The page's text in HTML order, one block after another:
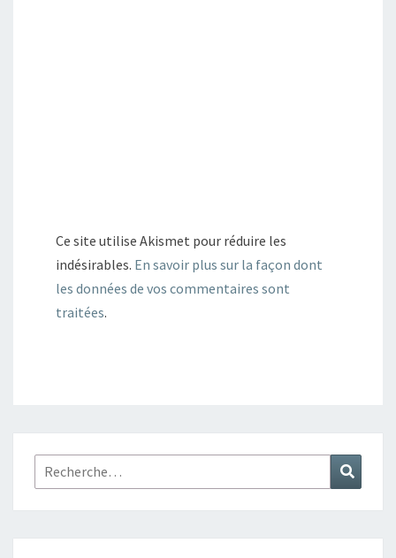
Ce site utilise Akismet pour réduire les
indésirables. En savoir plus sur la façon dont
les données de vos commentaires sont
traitées.
Rechercher :